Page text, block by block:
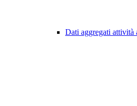
Dati aggregati attività